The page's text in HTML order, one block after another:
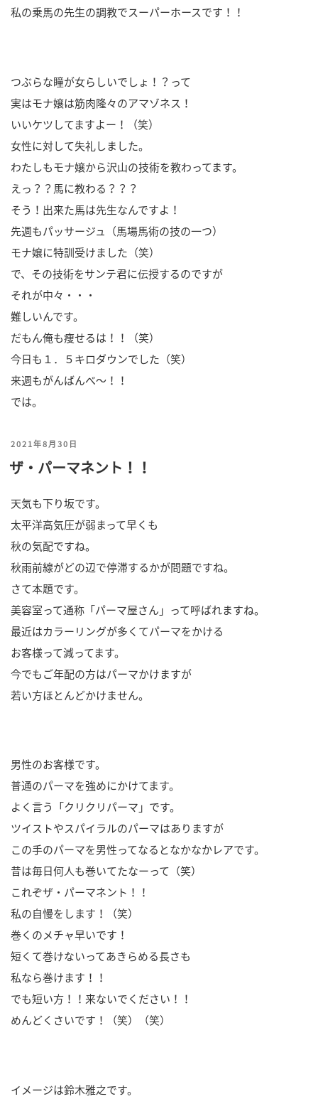
私の乗馬の先生の調教でスーパーホースです！！
つぶらな瞳が女らしいでしょ！？って
実はモナ嬢は筋肉隆々のアマゾネス！
いいケツしてますよー！（笑）
女性に対して失礼しました。
わたしもモナ嬢から沢山の技術を教わってます。
えっ？？馬に教わる？？？
そう！出来た馬は先生なんですよ！
先週もパッサージュ（馬場馬術の技の一つ）
モナ嬢に特訓受けました（笑）
で、その技術をサンテ君に伝授するのですが
それが中々・・・
難しいんです。
だもん俺も痩せるは！！（笑）
今日も１．５キロダウンでした（笑）
来週もがんばんべ～！！
では。
投
稿
2021年8月30日
ザ・パーマネント！！
天気も下り坂です。
太平洋高気圧が弱まって早くも
秋の気配ですね。
秋雨前線がどの辺で停滞するかが問題ですね。
さて本題です。
美容室って通称「パーマ屋さん」って呼ばれますね。
最近はカラーリングが多くてパーマをかける
お客様って減ってます。
今でもご年配の方はパーマかけますが
若い方ほとんどかけません。
男性のお客様です。
普通のパーマを強めにかけてます。
よく言う「クリクリパーマ」です。
ツイストやスパイラルのパーマはありますが
この手のパーマを男性ってなるとなかなかレアです。
昔は毎日何人も巻いてたなーって（笑）
これぞザ・パーマネント！！
私の自慢をします！（笑）
巻くのメチャ早いです！
短くて巻けないってあきらめる長さも
私なら巻けます！！
でも短い方！！来ないでください！！
めんどくさいです！（笑）（笑）
イメージは鈴木雅之です。